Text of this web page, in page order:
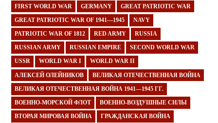
FIRST WORLD WAR GERMANY GREAT PATRIOTIC WAR
GREAT PATRIOTIC WAR OF 1941—1945 NAVY
PATRIOTIC WAR OF 1812 RED ARMY RUSSIA
RUSSIAN ARMY RUSSIAN EMPIRE SECOND WORLD WAR
USSR WORLD WAR I WORLD WAR II
АЛЕКСЕЙ ОЛЕЙНИКОВ ВЕЛИКАЯ ОТЕЧЕСТВЕННАЯ ВОЙНА
ВЕЛИКАЯ ОТЕЧЕСТВЕННАЯ ВОЙНА 1941—1945 ГГ.
ВОЕННО-МОРСКОЙ ФЛОТ ВОЕННО-ВОЗДУШНЫЕ СИЛЫ
ВТОРАЯ МИРОВАЯ ВОЙНА ГРАЖДАНСКАЯ ВОЙНА